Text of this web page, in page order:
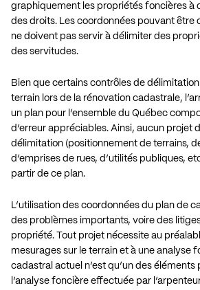
graphiquement les propriétés foncières à
des droits. Les coordonnées pouvant être
ne doivent pas servir à délimiter des
des servitudes.
Bien que certains contrôles de
terrain lors de la rénovation cadastrale,
un plan pour l’ensemble du Québec
d’erreur appréciables. Ainsi, aucun projet
délimitation (positionnement de terrains,
d’emprises de rues, d’utilités publiques,
partir de ce plan.
L’utilisation des coordonnées du plan de
des problèmes importants, voire des
propriété. Tout projet nécessite au
mesurages sur le terrain et à une analyse
cadastral actuel n’est qu’un des
l’analyse foncière effectuée par